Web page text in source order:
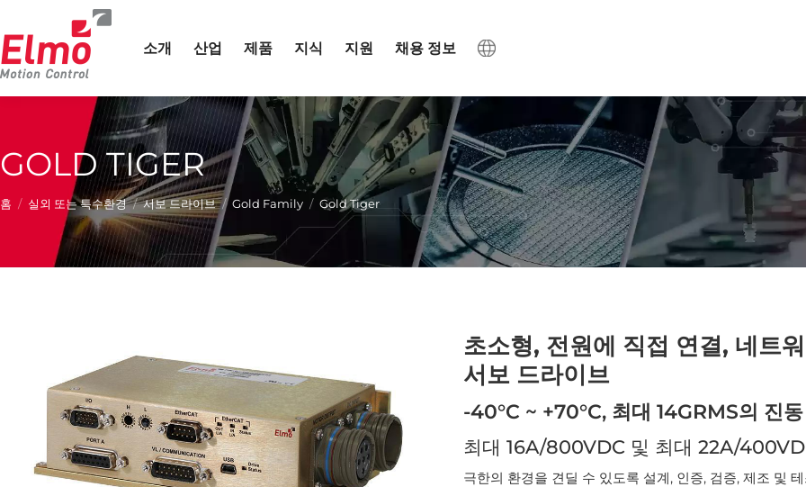
소개 산업 제품 지식 지원 채용 정보
GOLD TIGER
현재 위치:
홈 실외 또는특수환경 서보 드라이브 Gold Family Gold Tiger
초소형, 전원에 직접 연결, 네트
서보 드라이브
-40°C ~ +70°C, 최대 14GRMS의 진동
최대 16A/800VDC 및 최대 22A/
극한의 환경을 견딜 수 있도록 설계, 인증, 검증, 제조 및